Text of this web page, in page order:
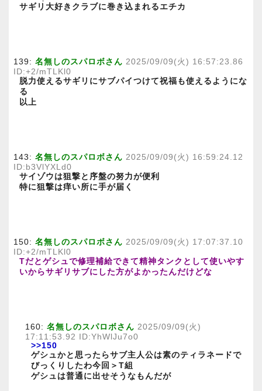
サギリ大好きクラブに巻き込まれるエチカ
139: 名無しのスパロボさん 2025/09/09(火) 16:57:23.86
ID:+2/mTLKl0
脱力使えるサギリにサブパイつけて祝福も使えるようにな
る
以上
143: 名無しのスパロボさん 2025/09/09(火) 16:59:24.12
ID:b3VlYXLd0
サイゾウは狙撃と序盤の努力が便利
特に狙撃は痒い所に手が届く
150: 名無しのスパロボさん 2025/09/09(火) 17:07:37.10
ID:+2/mTLKl0
Tだとゲシュで修理補給できて精神タンクとして使いやす
いからサギリサブにした方がよかったんだけどな
160: 名無しのスパロボさん 2025/09/09(火)
17:11:53.92 ID:YhWlJu7o0
>>150
ゲシュかと思ったらサブ主人公は素のティラネードで
びっくりしたわ今回＞T組
ゲシュは普通に出せそうなもんだが